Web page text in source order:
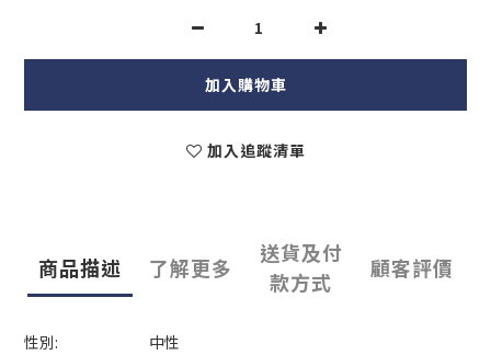
加入購物車
加入追蹤清單
商品描述 了解更多
送貨及付
款方式
顧客評價
性別:
中性